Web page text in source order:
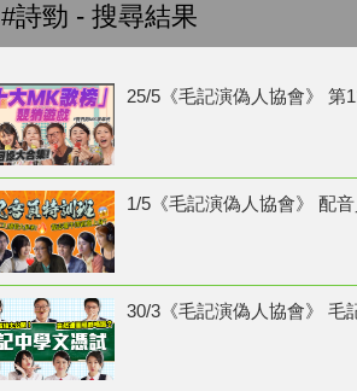
#詩勁 - 搜尋結果
25/5《毛記演偽人協會》
1/5《毛記演偽人協會》 配
30/3《毛記演偽人協會》 毛